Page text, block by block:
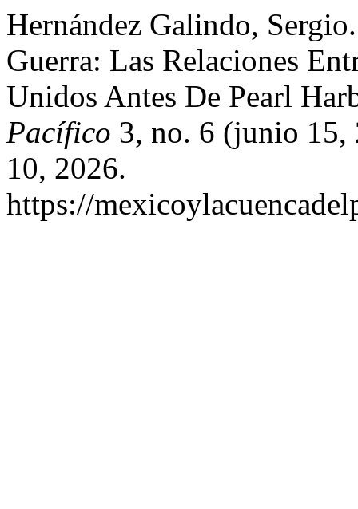
Hernández Galindo,
Guerra: Las Relaciones
Unidos Antes De Pearl
Pacífico 3, no. 6 (junio 15,
10, 2026.
https://